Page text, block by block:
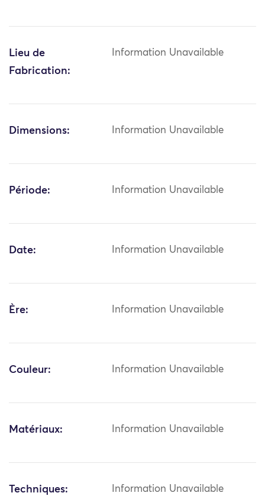
Lieu de
Fabrication:
Information Unavailable
Dimensions: Information Unavailable
Période: Information Unavailable
Date: Information Unavailable
Ère: Information Unavailable
Couleur: Information Unavailable
Matériaux: Information Unavailable
Techniques: Information Unavailable